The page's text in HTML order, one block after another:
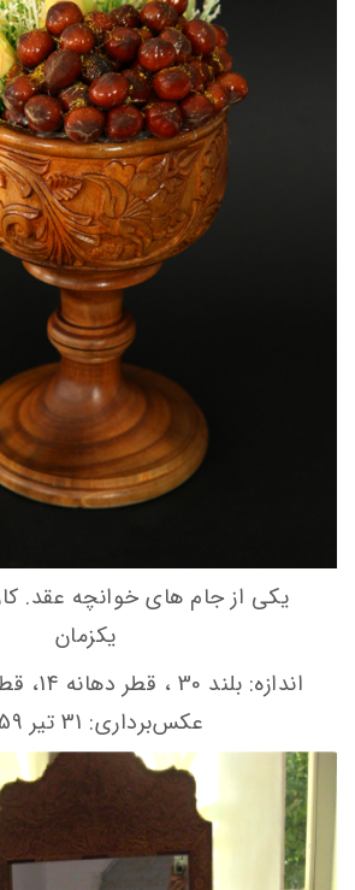
یکی از جام های خوانچه عقد.
یکزمان
عکس‌برداری: 31 تیر 1359)